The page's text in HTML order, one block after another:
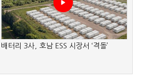
배터리 3사, 호남 ESS 시장서 ‘격돌’